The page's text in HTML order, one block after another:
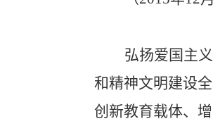
弘扬爱国主
和精神文明建设
创新教育载体、